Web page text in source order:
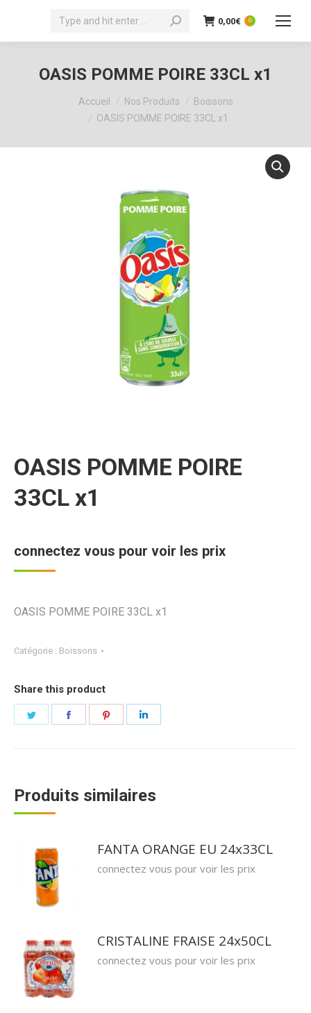
Recherche
0,00€ 0
OASIS POMME POIRE 33CL x1
Vous êtes ici :Accueil Nos Produits
Boissons
OASIS POMME POIRE 33CL x1
OASIS POMME POIRE
33CL x1
connectez vous pour voir les prix
OASIS POMME POIRE 33CL x1
Catégorie : Boissons
Share this product
Partager
Partager Partager
Produits similaires
FANTA ORANGE EU 24x33CL
connectez vous pour voir les prix
CRISTALINE FRAISE 24x50CL
connectez vous pour voir les prix